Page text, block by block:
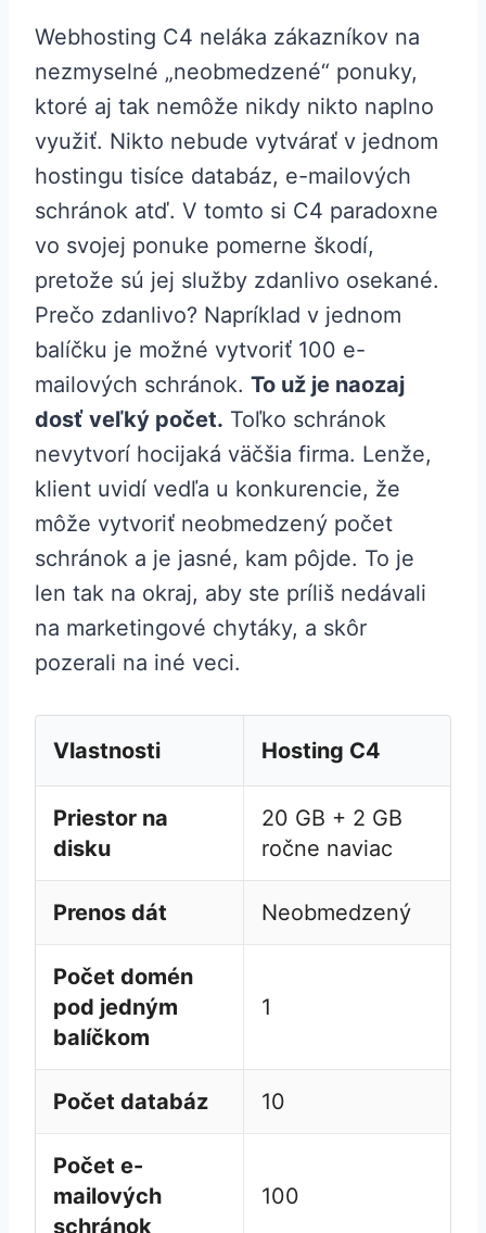
Webhosting C4 neláka zákazníkov na
nezmyselné „neobmedzené“ ponuky,
ktoré aj tak nemôže nikdy nikto naplno
využiť. Nikto nebude vytvárať v jednom
hostingu tisíce databáz, e-mailových
schránok atď. V tomto si C4 paradoxne
vo svojej ponuke pomerne škodí,
pretože sú jej služby zdanlivo osekané.
Prečo zdanlivo? Napríklad v jednom
balíčku je možné vytvoriť 100 e-
mailových schránok. To už je naozaj
dosť veľký počet. Toľko schránok
nevytvorí hocijaká väčšia firma. Lenže,
klient uvidí vedľa u konkurencie, že
môže vytvoriť neobmedzený počet
schránok a je jasné, kam pôjde. To je
len tak na okraj, aby ste príliš nedávali
na marketingové chytáky, a skôr
pozerali na iné veci.
Vlastnosti Hosting C4
Priestor na
disku
20 GB + 2 GB
ročne naviac
Prenos dát Neobmedzený
Počet domén
pod jedným
balíčkom
1
Počet databáz 10
Počet e-
mailových
schránok
100